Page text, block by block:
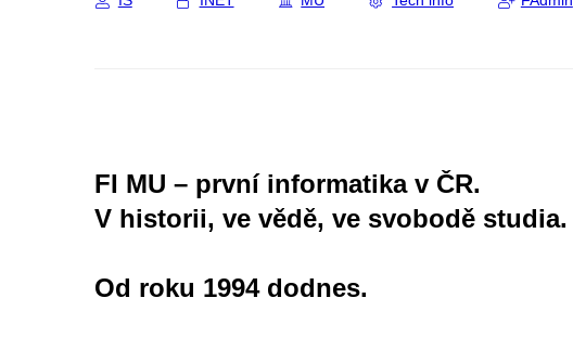
FI MU – první informatika v ČR.
V historii, ve vědě, ve svobodě studia.
Od roku 1994 dodnes.